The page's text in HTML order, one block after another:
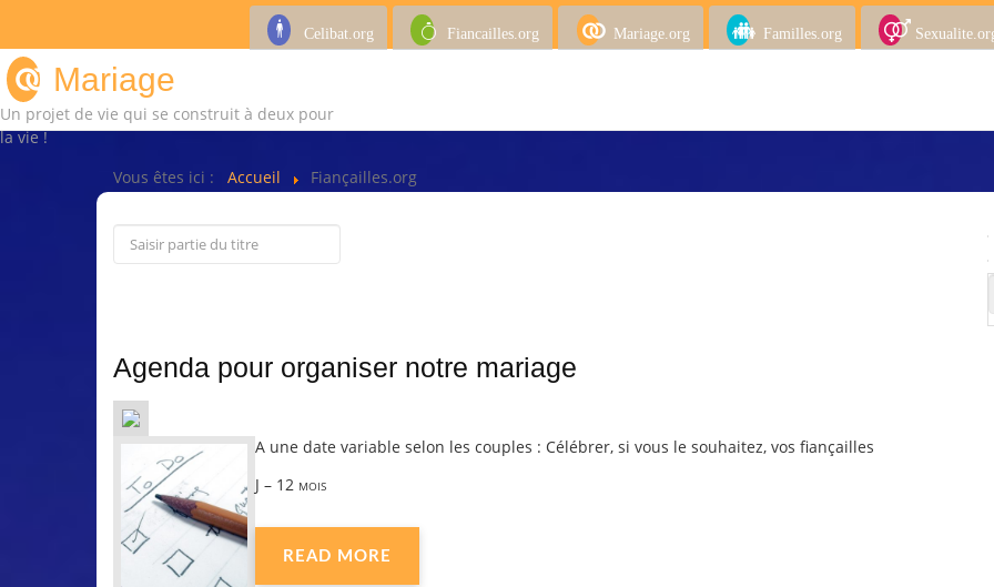
Celibat.org Fiancailles.org Mariage.org Familles.org
Mariage
Un projet de vie qui se construit à deux pour
la vie !
Vous êtes ici :
Accueil Fiançailles.org
Agenda pour organiser notre mariage
A une date variable selon les couples : Célébrer, si vous le souhaitez, vos fiançailles
J – 12 mois
READ MORE